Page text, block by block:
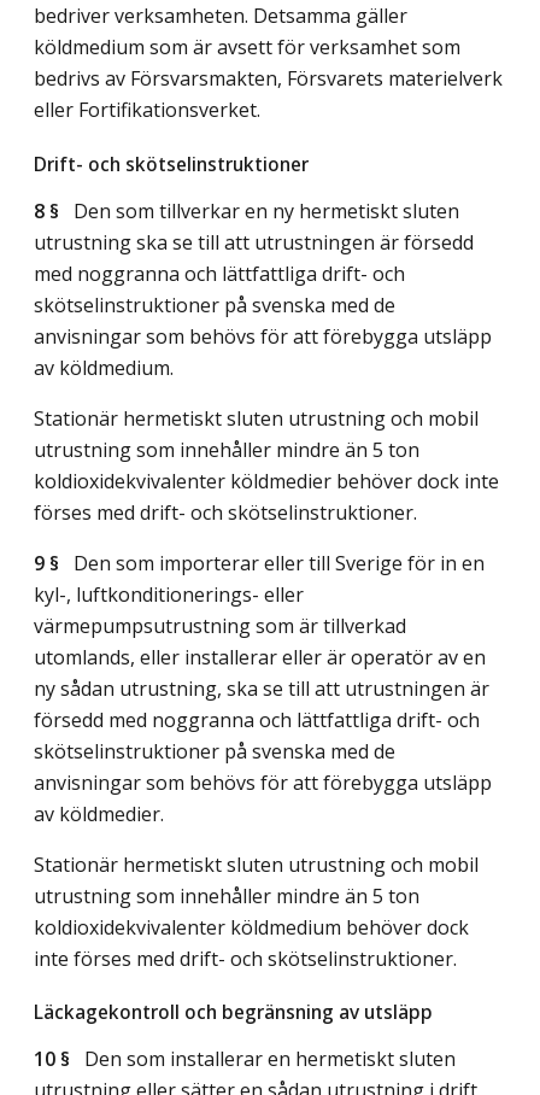
bedriver verksamheten. Detsamma gäller
köldmedium som är avsett för verksamhet som
bedrivs av Försvarsmakten, Försvarets materielverk
eller Fortifikationsverket.
Drift- och skötselinstruktioner
8 § Den som tillverkar en ny hermetiskt sluten
utrustning ska se till att utrustningen är försedd
med noggranna och lättfattliga drift- och
skötselinstruktioner på svenska med de
anvisningar som behövs för att förebygga utsläpp
av köldmedium.
Stationär hermetiskt sluten utrustning och mobil
utrustning som innehåller mindre än 5 ton
koldioxidekvivalenter köldmedier behöver dock inte
förses med drift- och skötselinstruktioner.
9 § Den som importerar eller till Sverige för in en
kyl-, luftkonditionerings- eller
värmepumpsutrustning som är tillverkad
utomlands, eller installerar eller är operatör av en
ny sådan utrustning, ska se till att utrustningen är
försedd med noggranna och lättfattliga drift- och
skötselinstruktioner på svenska med de
anvisningar som behövs för att förebygga utsläpp
av köldmedier.
Stationär hermetiskt sluten utrustning och mobil
utrustning som innehåller mindre än 5 ton
koldioxidekvivalenter köldmedium behöver dock
inte förses med drift- och skötselinstruktioner.
Läckagekontroll och begränsning av utsläpp
10 § Den som installerar en hermetiskt sluten